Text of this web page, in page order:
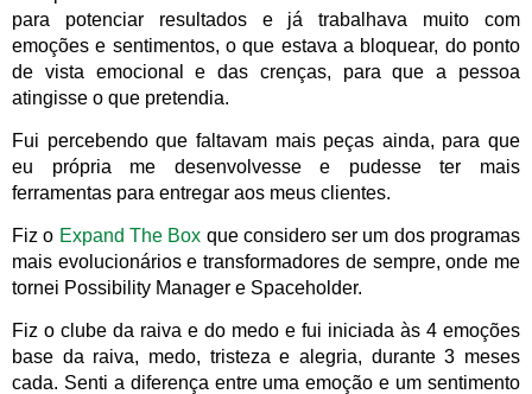
para potenciar resultados e já trabalhava muito com
emoções e sentimentos, o que estava a bloquear, do ponto
de vista emocional e das crenças, para que a pessoa
atingisse o que pretendia.
Fui percebendo que faltavam mais peças ainda, para que
eu própria me desenvolvesse e pudesse ter mais
ferramentas para entregar aos meus clientes.
Fiz o Expand The Box que considero ser um dos programas
mais evolucionários e transformadores de sempre, onde me
tornei Possibility Manager e Spaceholder.
Fiz o clube da raiva e do medo e fui iniciada às 4 emoções
base da raiva, medo, tristeza e alegria, durante 3 meses
cada. Senti a diferença entre uma emoção e um sentimento